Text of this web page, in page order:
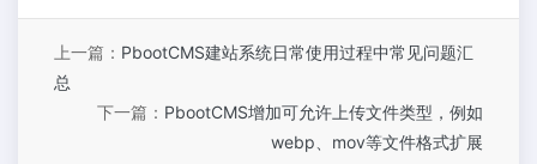
上一篇： PbootCMS建站系统日常使用过程中常见问题汇
总
下一篇： PbootCMS增加可允许上传文件类型，例如
webp、mov等文件格式扩展